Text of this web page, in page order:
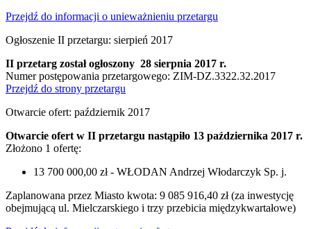
Przejdź do informacji o unieważnieniu przetargu
Ogłoszenie II przetargu: sierpień 2017
II przetarg został ogłoszony 28 sierpnia 2017 r.
Numer postępowania przetargowego: ZIM-DZ.3322.32.2017
Przejdź do strony przetargu
Otwarcie ofert: październik 2017
Otwarcie ofert w II przetargu nastąpiło 13 października 2017 r.
Złożono 1 ofertę:
13 700 000,00 zł - WŁODAN Andrzej Włodarczyk Sp. j.
Zaplanowana przez Miasto kwota: 9 085 916,40 zł (za inwestycję
obejmującą ul. Mielczarskiego i trzy przebicia międzykwartałowe)